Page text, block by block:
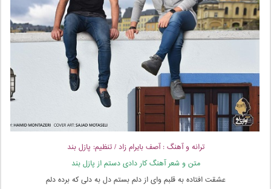
ترانه و آهنگ : آصف بایرام زاد / تنظیم: پازل بند
متن و شعر آهنگ کار دادی دستم از پازل بند
عشقت افتاده به قلبم وای از دلم بستم دل به دلی که برده دلم